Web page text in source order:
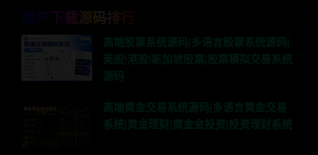
用户下载源码排行
高端股票系统源码|多语言股票系统源码|
美股|港股|新加坡股票|股票模拟交易系统
源码
高端黄金交易系统源码|多语言黄金交易
系统|黄金理财|黄金金投资|投资理财系统